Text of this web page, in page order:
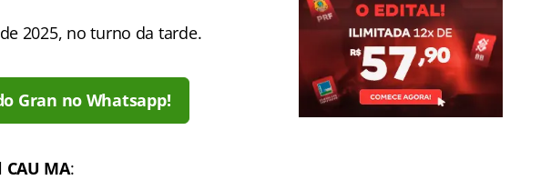
2025, no turno da tarde.
Gran no Whatsapp!
MA: